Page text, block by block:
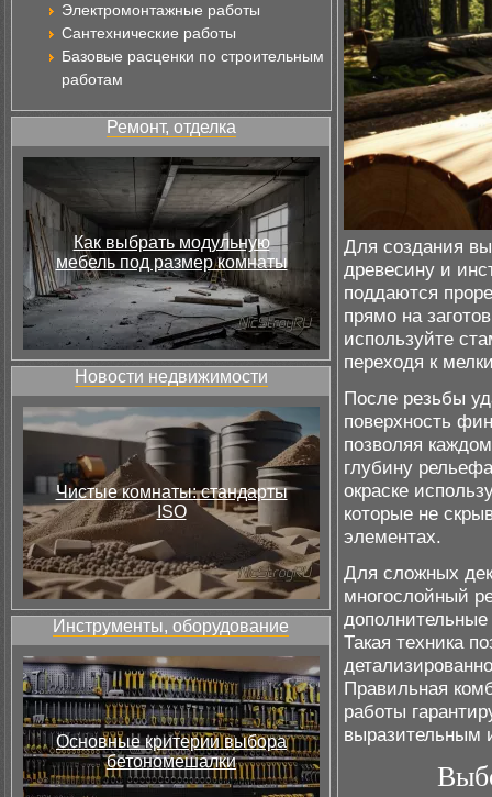
Электромонтажные работы
Сантехнические работы
Базовые расценки по строительным
работам
Ремонт, отделка
Как выбрать модульную
мебель под размер комнаты
Новости недвижимости
Чистые комнаты: стандарты
ISO
Инструменты, оборудование
Основные критерии выбора
бетономешалки
Для создания
древесину и
поддаются
прямо на
используйте
переходя к
После резьбы
поверхность
позволяя
глубину
окраске
которые не
элементах.
Для сложных
многослойный
Такая техника
Правильная
работы
выразительным